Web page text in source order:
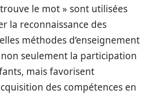
le mot » sont utilisées
la reconnaissance des
méthodes d’enseignement
seulement la participation
mais favorisent
des compétences en